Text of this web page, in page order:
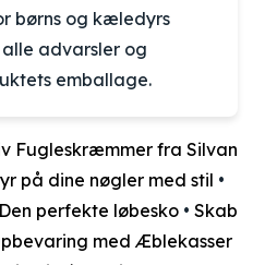
børns og kæledyrs
advarsler og
emballage.
Fugleskræmmer fra Silvan
på dine nøgler med stil •
perfekte løbesko • Skab
med Æblekasser